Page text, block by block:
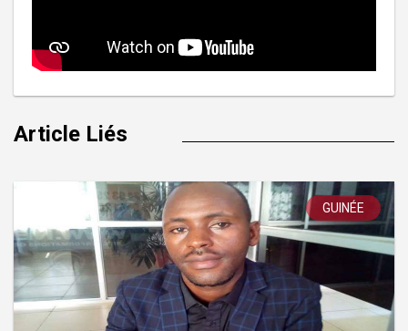
Article Liés
GUINÉE